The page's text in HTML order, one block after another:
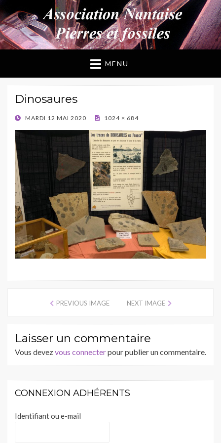
ANPF
Association Nantaise Pierres et Fossiles
MENU
Dinosaures
POSTED
MARDI 12 MAI 2020 1024 × 684
PREVIOUS IMAGE NEXT IMAGE
Laisser un commentaire
Vous devezvous connecterpour publier un commentaire.
CONNEXION ADHÉRENTS
Identifiant ou e-mail